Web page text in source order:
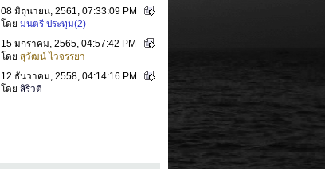
08 มิถุนายน, 2561, 07:33:09 PM
โดย มนตรี ประทุม(2)
15 มกราคม, 2565, 04:57:42 PM
โดย สุวัฒน์ ไวจรรยา
12 ธันวาคม, 2558, 04:14:16 PM
โดย สิริวตี